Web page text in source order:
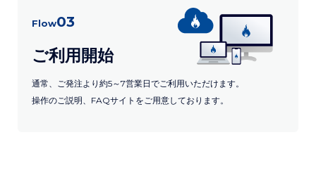
Flow03
ご利用開始
通常、ご発注より約5～7営業日でご利用いただけます。
操作のご説明、FAQサイトをご用意しております。